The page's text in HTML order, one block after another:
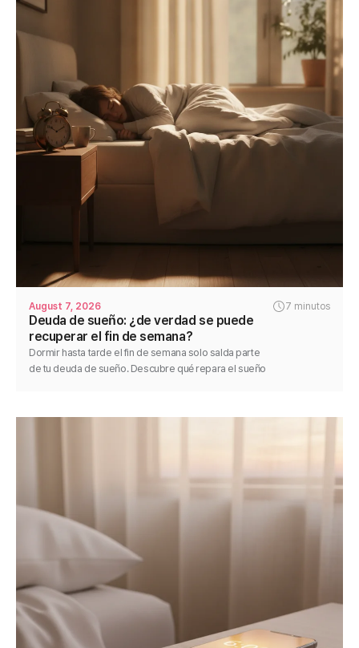
August 7, 2026 7 minutos
Deuda de sueño: ¿de verdad se puede
recuperar el fin de semana?
Dormir hasta tarde el fin de semana solo salda parte
de tu deuda de sueño. Descubre qué repara el sueño